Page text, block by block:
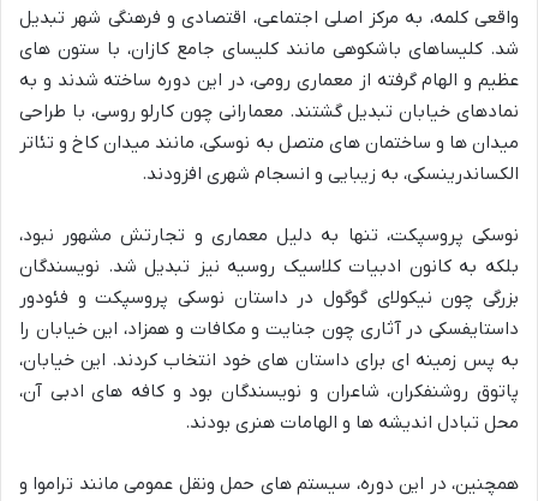
واقعی کلمه، به مرکز اصلی اجتماعی، اقتصادی و فرهنگی شهر تبدیل
شد. کلیساهای باشکوهی مانند کلیسای جامع کازان، با ستون های
عظیم و الهام گرفته از معماری رومی، در این دوره ساخته شدند و به
نمادهای خیابان تبدیل گشتند. معمارانی چون کارلو روسی، با طراحی
میدان ها و ساختمان های متصل به نوسکی، مانند میدان کاخ و تئاتر
الکساندرینسکی، به زیبایی و انسجام شهری افزودند.
نوسکی پروسپکت، تنها به دلیل معماری و تجارتش مشهور نبود،
بلکه به کانون ادبیات کلاسیک روسیه نیز تبدیل شد. نویسندگان
بزرگی چون نیکولای گوگول در داستان نوسکی پروسپکت و فئودور
داستایفسکی در آثاری چون جنایت و مکافات و همزاد، این خیابان را
به پس زمینه ای برای داستان های خود انتخاب کردند. این خیابان،
پاتوق روشنفکران، شاعران و نویسندگان بود و کافه های ادبی آن،
محل تبادل اندیشه ها و الهامات هنری بودند.
همچنین، در این دوره، سیستم های حمل ونقل عمومی مانند تراموا و